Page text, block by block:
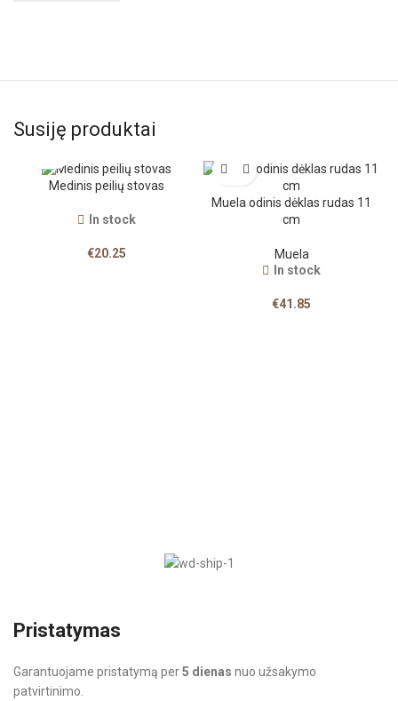
Susiję produktai
Medinis peilių stovas
In stock
€20.25
Muela odinis dėklas rudas 11
cm
Muela
In stock
€41.85
Pristatymas
Garantuojame pristatymą per5 dienas nuo užsakymo
patvirtinimo.